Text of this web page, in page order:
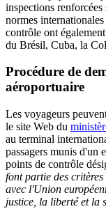
inspections
normes
contrôle ont
du Brésil, Cuba, la
Procédure de
aéroportuaire
Les voyageurs
le site Web du
au terminal
passagers munis d'un
points de contrôle
font partie des
avec l'Union
justice, la liberté et la